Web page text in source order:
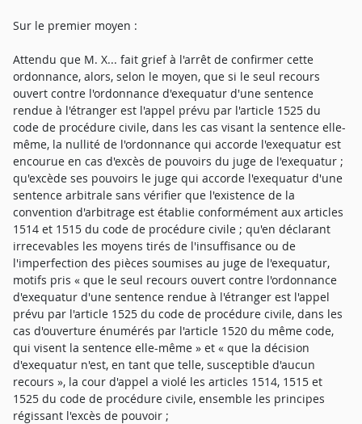
Sur le premier moyen :
Attendu que M. X... fait grief à l'arrêt de confirmer cette
ordonnance, alors, selon le moyen, que si le seul recours
ouvert contre l'ordonnance d'exequatur d'une sentence
rendue à l'étranger est l'appel prévu par l'article 1525 du
code de procédure civile, dans les cas visant la sentence elle-
même, la nullité de l'ordonnance qui accorde l'exequatur est
encourue en cas d'excès de pouvoirs du juge de l'exequatur ;
qu'excède ses pouvoirs le juge qui accorde l'exequatur d'une
sentence arbitrale sans vérifier que l'existence de la
convention d'arbitrage est établie conformément aux articles
1514 et 1515 du code de procédure civile ; qu'en déclarant
irrecevables les moyens tirés de l'insuffisance ou de
l'imperfection des pièces soumises au juge de l'exequatur,
motifs pris « que le seul recours ouvert contre l'ordonnance
d'exequatur d'une sentence rendue à l'étranger est l'appel
prévu par l'article 1525 du code de procédure civile, dans les
cas d'ouverture énumérés par l'article 1520 du même code,
qui visent la sentence elle-même » et « que la décision
d'exequatur n'est, en tant que telle, susceptible d'aucun
recours », la cour d'appel a violé les articles 1514, 1515 et
1525 du code de procédure civile, ensemble les principes
régissant l'excès de pouvoir ;